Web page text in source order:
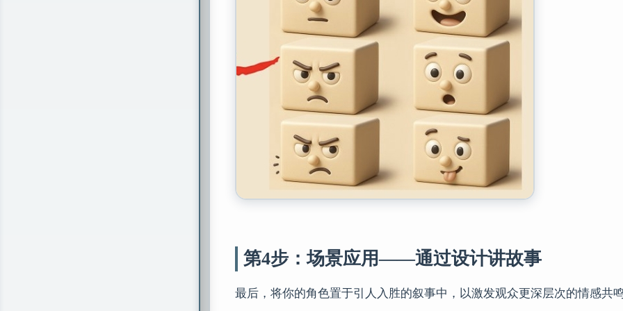
第4步：场景应用——通过设计讲故事
最后，将你的角色置于引人入胜的叙事中，以激发观众更深层次的情感共